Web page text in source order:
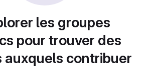
les groupes
pour trouver des
auxquels contribuer